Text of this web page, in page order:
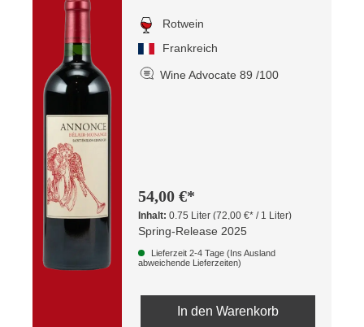
Rotwein
Frankreich
Wine Advocate 89 /100
54,00 €*
Inhalt:0.75 Liter(72,00 €* / 1 Liter)
Spring-Release 2025
Lieferzeit 2-4 Tage (Ins Ausland
abweichende Lieferzeiten)
In den Warenkorb